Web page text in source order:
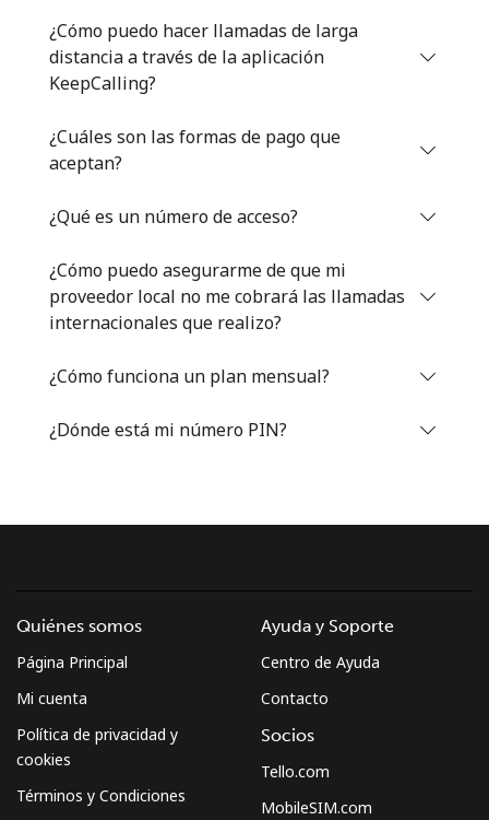
¿Olvidaste tu contraseña? →
Iniciar Sesión
¿Cómo puedo hacer llamadas de larga
distancia a través de la aplicación
KeepCalling?
¿Cuáles son las formas de pago que
aceptan?
¿Qué es un número de acceso?
¿Cómo puedo asegurarme de que mi
proveedor local no me cobrará las llamadas
internacionales que realizo?
¿Cómo funciona un plan mensual?
¿Dónde está mi número PIN?
Quiénes somos
Página Principal
Mi cuenta
Política de privacidad y
cookies
Términos y Condiciones
Ayuda y Soporte
Centro de Ayuda
Contacto
Socios
Tello.com
MobileSIM.com